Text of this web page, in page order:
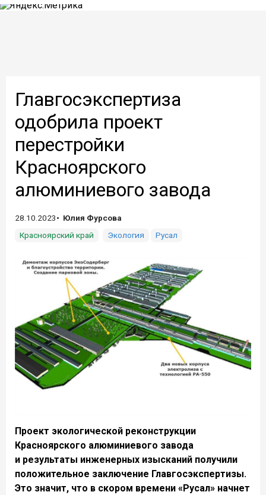
Главгосэкспертиза
одобрила проект
перестройки
Красноярского
алюминиевого завода
28.10.2023
Юлия Фурсова
Красноярский край
Экология Русал
Проект экологической реконструкции
Красноярского алюминиевого завода
и результаты инженерных изысканий получили
положительное заключение Главгосэкспертизы.
Это значит, что в скором времени «Русал» начнет